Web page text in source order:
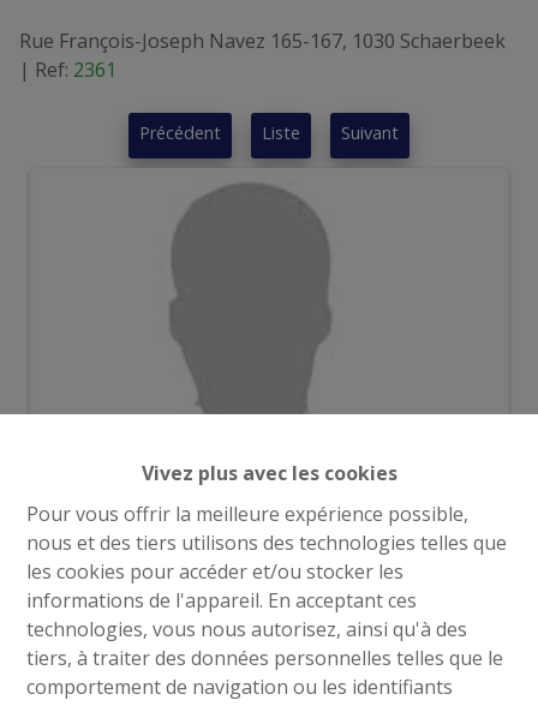
Vivez plus avec les cookies
Pour vous offrir la meilleure expérience possible,
nous et des tiers utilisons des technologies telles que
les cookies pour accéder et/ou stocker les
informations de l'appareil. En acceptant ces
technologies, vous nous autorisez, ainsi qu'à des
tiers, à traiter des données personnelles telles que le
comportement de navigation ou les identifiants
Rue François-Joseph Navez 165-167, 1030 Schaerbeek
| Ref: 2361
Précédent Liste Suivant
Demande d'informations
38 38 1163 m²